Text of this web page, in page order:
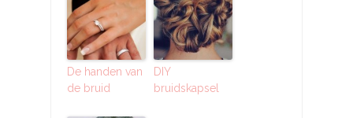
De handen van
de bruid
DIY
bruidskapsel